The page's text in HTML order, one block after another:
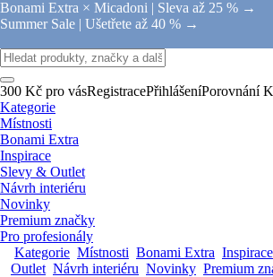
Bonami Extra × Micadoni | Sleva až 25 % →
Summer Sale | Ušetřete až 40 % →
300 Kč pro vásRegistracePřihlášeníPorovnání
Kategorie
Místnosti
Bonami Extra
Inspirace
Slevy & Outlet
Návrh interiéru
Novinky
Premium značky
Pro profesionály
Kategorie Místnosti Bonami Extra Inspirace
Outlet Návrh interiéru Novinky Premium